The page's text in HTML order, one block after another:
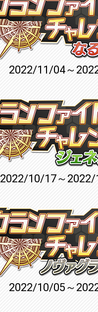
2022/11/04～
2022/10/17～
2022/10/05～